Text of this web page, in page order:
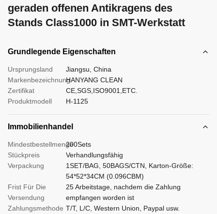
geraden offenen Antikragens des
Stands Class1000 in SMT-Werkstatt
Grundlegende Eigenschaften
Ursprungsland
Jiangsu, China
MarkenbezeichnungHANYANG CLEAN
Zertifikat
CE,SGS,ISO9001,ETC.
Produktmodell
H-1125
Immobilienhandel
Mindestbestellmenge200Sets
Stückpreis
Verhandlungsfähig
Verpackung
1SET/BAG, 50BAGS/CTN, Karton-Größe:
54*52*34CM (0.096CBM)
Frist Für Die
Versendung
25 Arbeitstage, nachdem die Zahlung
empfangen worden ist
Zahlungsmethode T/T, L/C, Western Union, Paypal usw.